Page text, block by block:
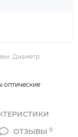
Диаметр
оптические
ОТЗЫВЫ 0